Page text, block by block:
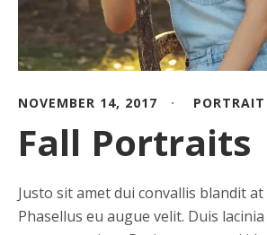
NOVEMBER 14, 2017 PORTRAIT
Fall Portraits
Justo sit amet dui convallis blandit
Phasellus eu augue velit. Duis